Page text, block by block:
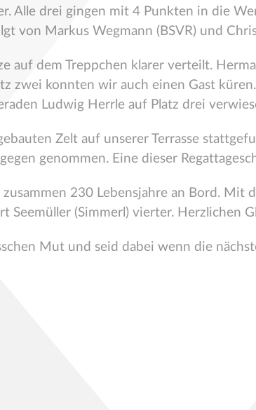
Alle drei gingen mit 4 Punkten in die
von Markus Wegmann (BSVR) und
auf dem Treppchen klarer verteilt.
zwei konnten wir auch einen Gast
Ludwig Herrle auf Platz drei
Zelt auf unserer Terrasse
genommen. Eine dieser
230 Lebensjahre an Bord. Mit
Seemüller (Simmerl) vierter. Herzlichen
Mut und seid dabei wenn die